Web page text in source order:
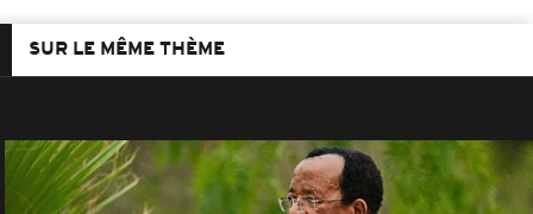
SUR LE MÊME THÈME